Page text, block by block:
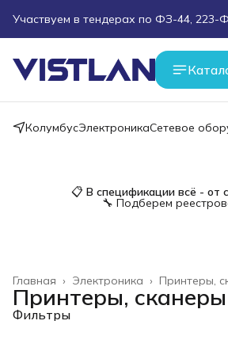
Поможем подобрать оборудование
Пуско-наладочные работы
Более 100 000 позиций в наличии и
КолумбусЭлектроникаСетевое
📋В спецификации всё - от
🔧 Подберем
Принтеры,
Электроника ›
Главная ›
Принтеры,
Фильтры